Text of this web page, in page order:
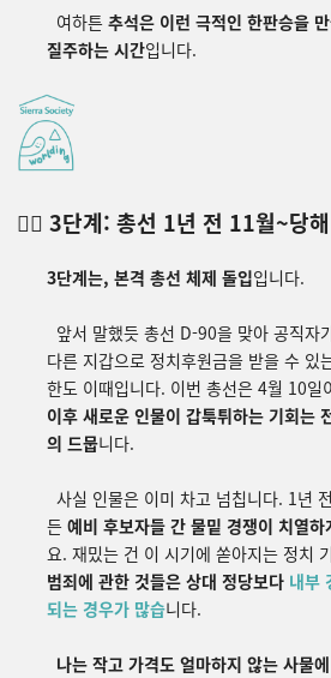
여하튼 추석은 이런 극적인 한판승을
질주하는 시간입니다.
👉🏿 3단계: 총선 1년 전 11월~당
3단계는, 본격 총선 체제 돌입입니다.
앞서 말했듯 총선 D-90을 맞아 공직자
다른 지갑으로 정치후원금을 받을 수 있
한도이때입니다. 이번 총선은 4월 10일
이후 새로운 인물이 갑툭튀하는 기회는
의 드뭅니다.
사실 인물은 이미 차고 넘칩니다. 1년
든 예비 후보자들 간 물밑 경쟁이 치열하
요. 재밌는 건 이 시기에 쏟아지는 정치
범죄에 관한 것들은상대 정당보다 내부
되는 경우가 많습니다.
나는 작고 가격도 얼마하지 않는 사물